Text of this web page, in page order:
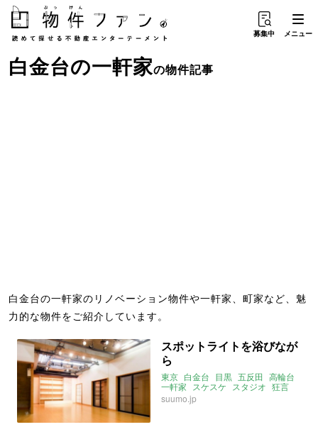
募集中 メニュー
白金台の一軒家の物件記事
白金台の一軒家のリノベーション物件や一軒家、町家など、魅
力的な物件をご紹介しています。
スポットライトを浴びなが
ら
東京 白金台 目黒 五反田 高輪台
一軒家
スケスケ スタジオ 狂言
日本舞踊
suumo.jp